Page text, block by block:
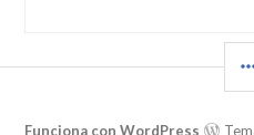
Funciona con WordPress